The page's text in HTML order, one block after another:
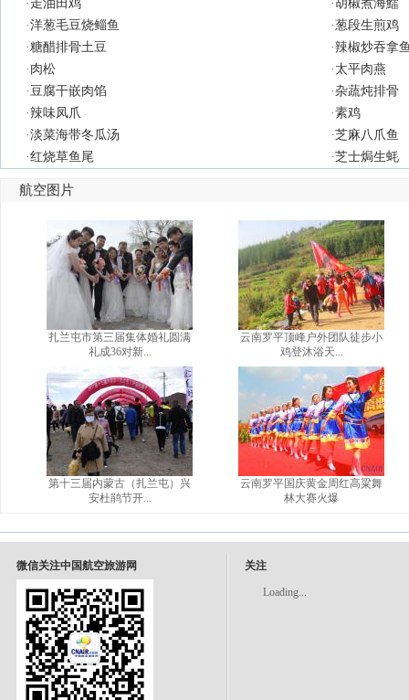
· 走油田鸡 ·胡椒煮海鱩
·洋葱毛豆烧鲻鱼 ·葱段生煎鸡
·糖醋排骨土豆 ·辣椒炒吞拿
· 肉松 · 太平肉燕
·豆腐干嵌肉馅 ·杂蔬炖排骨
·辣味凤爪 ·素鸡
·淡菜海带冬瓜汤 ·芝麻八爪鱼
·红烧草鱼尾 ·芝士焗生蚝
航空图片
扎兰屯市第三届集体婚礼圆满
礼成36对新...
第十三届内蒙古（扎兰屯）兴
安杜鹃节开...
云南罗平顶峰户外团队徒步小
鸡登沐浴天...
云南罗平国庆黄金周红高粱舞
林大赛火爆
微信关注中国航空旅游网 关注
Loading...